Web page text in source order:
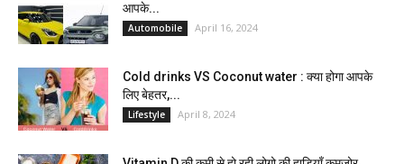
आपके...
Automobile April 16, 2024
Cold drinks VS Coconut water : क्या होगा आपके
लिए बेहतर,...
Lifestyle April 8, 2024